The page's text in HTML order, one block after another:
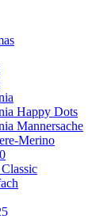
Happy Dots
Mannersache
Merino